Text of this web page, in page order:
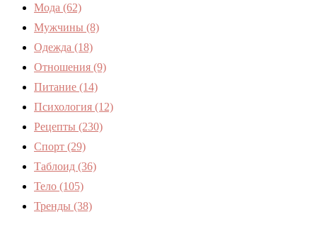
Мода (62)
Мужчины (8)
Одежда (18)
Отношения (9)
Питание (14)
Психология (12)
Рецепты (230)
Спорт (29)
Таблоид (36)
Тело (105)
Тренды (38)